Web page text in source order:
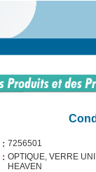
: 7256501
: OPTIQUE, VERRE
HEAVEN